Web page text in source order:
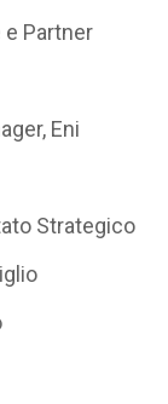
Partner
Eni
Strategico